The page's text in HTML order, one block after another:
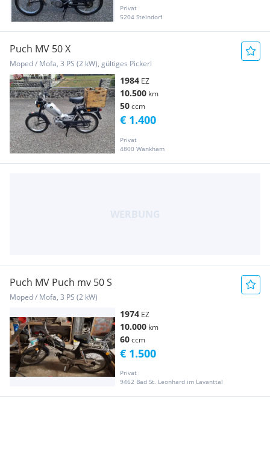
Privat
5204 Steindorf
Puch MV 50 X
Moped / Mofa, 3 PS (2 kW), gültiges Pickerl
1984 EZ
10.500 km
50ccm
Privat
4800 Wankham
€ 1.400
Puch MV Puch mv 50 S
Moped / Mofa, 3 PS (2 kW)
1974 EZ
10.000 km
60ccm
Privat
9462 Bad St. Leonhard im Lavanttal
€ 1.500